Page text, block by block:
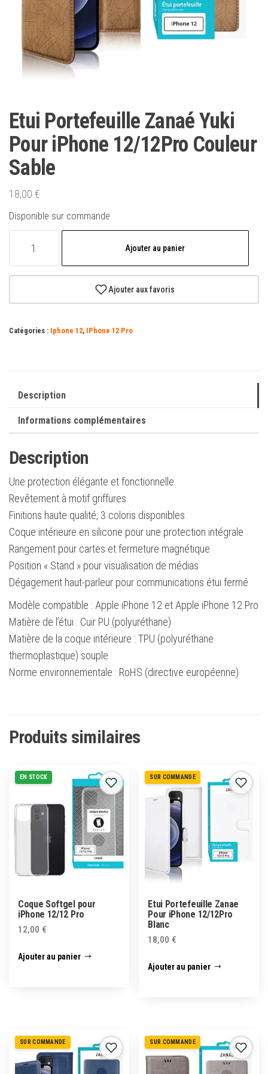
Etui Portefeuille Zanaé Yuki
Pour iPhone 12/12Pro Couleur
Sable
18,00 €
Disponible sur commande
Zanaé
Pour
Couleur
Ajouter au panier
Ajouter aux favoris
Catégories : Iphone 12, IPhone 12 Pro
Description
Informations complémentaires
Description
Une protection élégante et fonctionnelle
Revêtement à motif griffures
Finitions haute qualité, 3 coloris disponibles
Coque intérieure en silicone pour une protection intégrale
Rangement pour cartes et fermeture magnétique
Position « Stand » pour visualisation de médias
Dégagement haut-parleur pour communications étui fermé
Modèle compatible : Apple iPhone 12 et Apple iPhone 12 Pro
Matière de l’étui : Cuir PU (polyuréthane)
Matière de la coque intérieure : TPU (polyuréthane
thermoplastique) souple
Norme environnementale : RoHS (directive européenne)
Produits similaires
EN STOCK
Coque Softgel pour
iPhone 12/12 Pro
12,00 €
Ajouter au panier
SUR COMMANDE
Etui Portefeuille Zanae
Pour iPhone 12/12Pro
Blanc
18,00 €
Ajouter au panier
SUR COMMANDE SUR COMMANDE